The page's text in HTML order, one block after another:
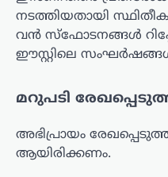
നടത്തിയതായി
വൻ സ്‌ഫോടനങ്ങൾ
ഈസ്റ്റിലെ
മറുപടി
അഭിപ്രായം
ആയിരിക്കണം.